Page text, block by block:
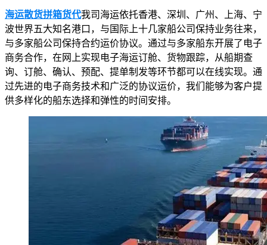
海运散货拼箱货代我司海运依托香港、深圳、广州、上海、宁
波世界五大知名港口，与国际上十几家船公司保持业务往来，
与多家船公司保持合约运价协议。通过与多家船东开展了电子
商务合作，在网上实现电子海运订舱、货物跟踪，从船期查
询、订舱、确认、预配、提单制发等环节都可以在线实现。通
过先进的电子商务技术和广泛的协议运价，我们能够为客户提
供多样化的船东选择和弹性的时间安排。